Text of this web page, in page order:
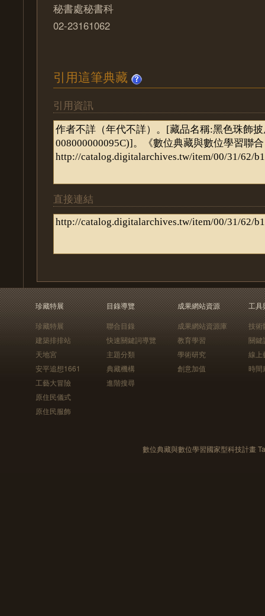
秘書處秘書科
02-23161062
引用這筆典藏
引用資訊
直接連結
珍藏特展
珍藏特展
建築排排站
天地宮
安平追想1661
工藝大冒險
原住民儀式
原住民服飾
目錄導覽
聯合目錄
快速關鍵詞導覽
主題分類
典藏機構
進階搜尋
成果網站資源
成果網站資源庫
教育學習
學術研究
創意加值
工具
技術
關鍵
線上
時間
數位典藏與數位學習國家型科技計畫